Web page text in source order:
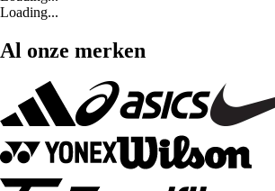
Loading...
Al onze merken